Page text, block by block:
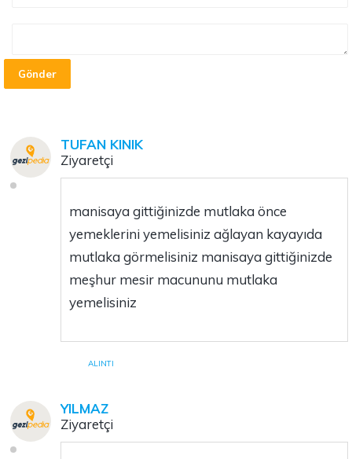
Gönder
TUFAN KINIK
Ziyaretçi
manisaya gittiğinizde mutlaka önce
yemeklerini yemelisiniz ağlayan kayayıda
mutlaka görmelisiniz manisaya gittiğinizde
meşhur mesir macununu mutlaka
yemelisiniz
ALINTI
YILMAZ
Ziyaretçi